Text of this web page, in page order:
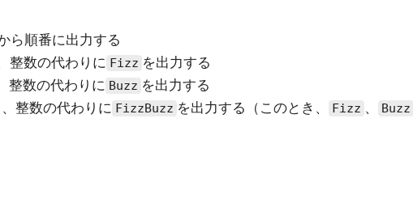
ら順番に出力する
整数の代わりに Fizz を出力する
整数の代わりに Buzz を出力する
整数の代わりに FizzBuzz を出力する（このとき、 Fizz 、 Buzz